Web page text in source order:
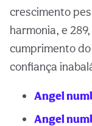
crescimento
harmonia, e
cumprimento
confiança
Angel
Angel